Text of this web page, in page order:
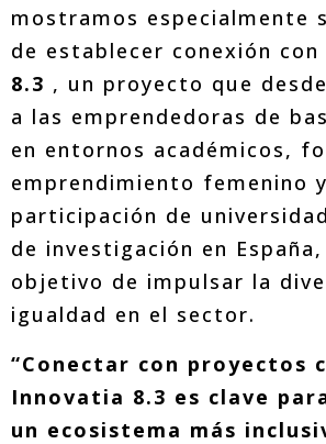
mostramos especialmente
de establecer conexión con
8.3 , un proyecto que
a las emprendedoras de
en entornos académicos,
emprendimiento femenino
participación de
de investigación en
objetivo de impulsar la
igualdad en el sector.
“Conectar con proyectos
Innovatia 8.3 es clave
un ecosistema más